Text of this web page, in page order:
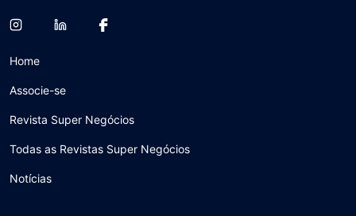
Home
Associe-se
Revista Super Negócios
Todas as Revistas Super Negócios
Notícias